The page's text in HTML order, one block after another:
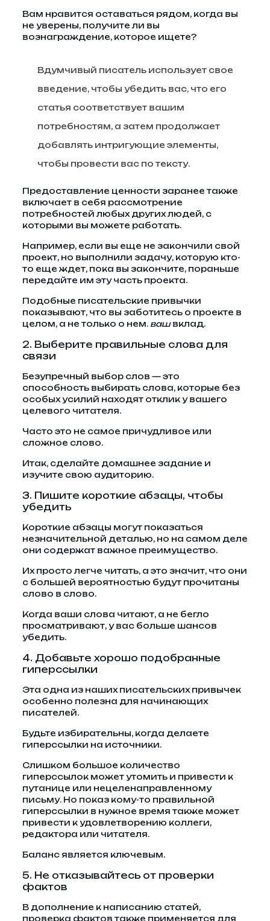
Вам нравится оставаться рядом, когда вы
не уверены, получите ли вы
вознаграждение, которое ищете?
Вдумчивый писатель использует свое
введение, чтобы убедить вас, что его
статья соответствует вашим
потребностям, а затем продолжает
добавлять интригующие элементы,
чтобы провести вас по тексту.
Предоставление ценности заранее также
включает в себя рассмотрение
потребностей любых других людей, с
которыми вы можете работать.
Например, если вы еще не закончили свой
проект, но выполнили задачу, которую кто-
то еще ждет, пока вы закончите, пораньше
передайте им эту часть проекта.
Подобные писательские привычки
показывают, что вы заботитесь о проекте в
целом, а не только о нем. вашвклад.
2. Выберите правильные слова для
связи
Безупречный выбор слов — это
способность выбирать слова, которые без
особых усилий находят отклик у вашего
целевого читателя.
Часто это не самое причудливое или
сложное слово.
Итак, сделайте домашнее задание и
изучите свою аудиторию.
3. Пишите короткие абзацы, чтобы
убедить
Короткие абзацы могут показаться
незначительной деталью, но на самом деле
они содержат важное преимущество.
Их просто легче читать, а это значит, что они
с большей вероятностью будут прочитаны
слово в слово.
Когда ваши слова читают, а не бегло
просматривают, у вас больше шансов
убедить.
4. Добавьте хорошо подобранные
гиперссылки
Эта одна из наших писательских привычек
особенно полезна для начинающих
писателей.
Будьте избирательны, когда делаете
гиперссылки на источники.
Слишком большое количество
гиперссылок может утомить и привести к
путанице или нецеленаправленному
письму. Но показ кому-то правильной
гиперссылки в нужное время также может
привести к удовлетворению коллеги,
редактора или читателя.
Баланс является ключевым.
5. Не отказывайтесь от проверки
фактов
В дополнение к написанию статей,
проверка фактов также применяется для